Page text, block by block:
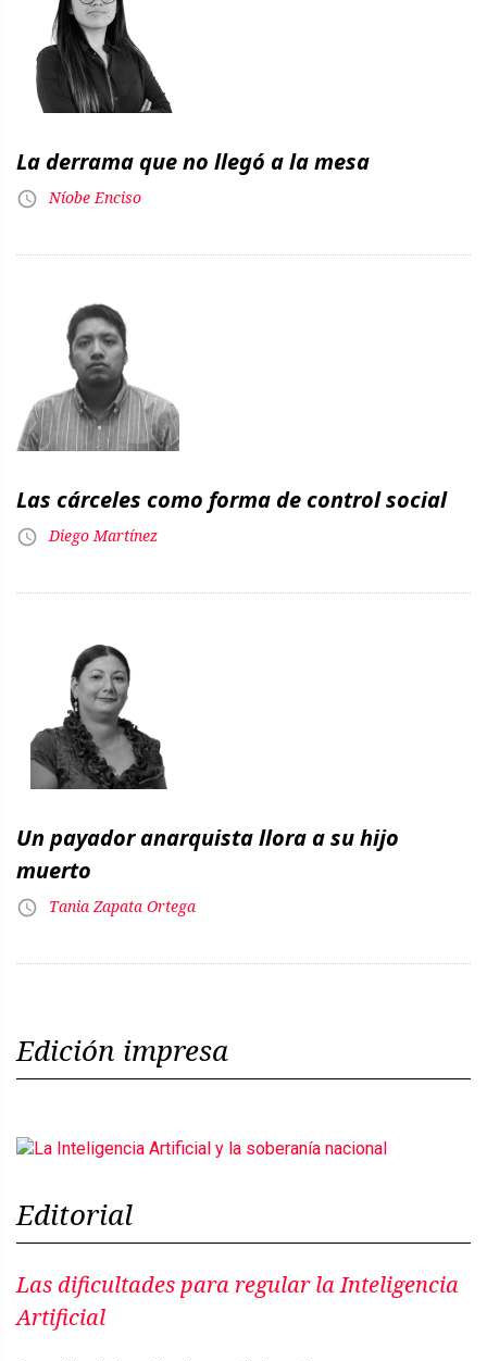
La derrama que no llegó a la mesa
Níobe Enciso
Las cárceles como forma de control social
Diego Martínez
Un payador anarquista llora a su hijo
muerto
Tania Zapata Ortega
Edición impresa
Editorial
Las dificultades para regular la Inteligencia
Artificial